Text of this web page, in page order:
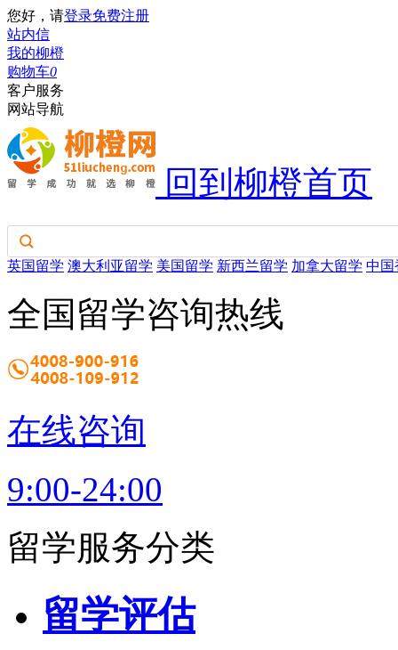
您好，请登录免费注册
站内信
我的柳橙
购物车0
客户服务
网站导航
回到柳橙首页
英国留学 澳大利亚留学 美国留学 新西兰留学 加拿大留学 中国
全国留学咨询热线
在线咨询
9:00-24:00
留学服务分类
留学评估